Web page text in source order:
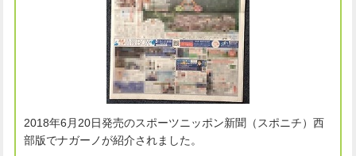
2018年6月20日発売のスポーツニッポン新聞（スポニチ）西
部版でナガーノが紹介されました。